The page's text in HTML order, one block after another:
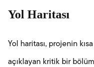
Yol Haritası
Yol haritası, projenin
açıklayan kritik bir